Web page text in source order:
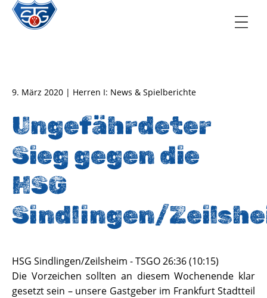
9. März 2020 | Herren I: News & Spielberichte
Ungefährdeter
Sieg gegen die
HSG
Sindlingen/
HSG Sindlingen/Zeilsheim - TSGO 26:36 (10:15)
Die Vorzeichen sollten an diesem Wochenende klar
gesetzt sein – unsere Gastgeber im Frankfurt Stadtteil